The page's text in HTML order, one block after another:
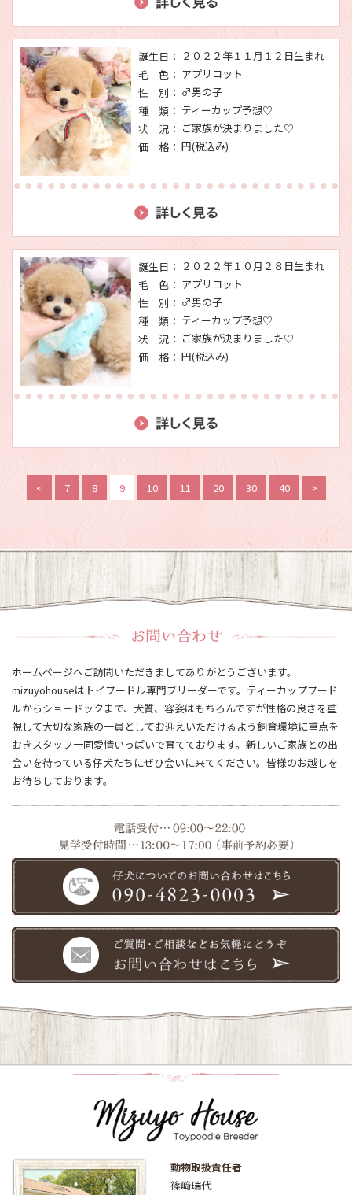
誕生日： ２０２２年１１月１２日生まれ
毛 色： アプリコット
性 別： ♂男の子
種 類： ティーカップ予想♡
状 況： ご家族が決まりました♡
価 格： 円(税込み)
誕生日： ２０２２年１０月２８日生まれ
毛 色： アプリコット
性 別： ♂男の子
種 類： ティーカップ予想♡
状 況： ご家族が決まりました♡
価 格： 円(税込み)
< 7 8 9 10 11 20 30 40 >
ホームページへご訪問いただきましてありがとうございます。
mizuyohouseはトイプードル専門ブリーダーです。ティーカッププード
ルからショードックまで、犬質、容姿はもちろんですが性格の良さを重
視して大切な家族の一員としてお迎えいただけるよう飼育環境に重点を
おきスタッフ一同愛情いっぱいで育てております。新しいご家族との出
会いを待っている仔犬たちにぜひ会いに来てください。皆様のお越しを
お待ちしております。
動物取扱責任者
篠﨑瑞代